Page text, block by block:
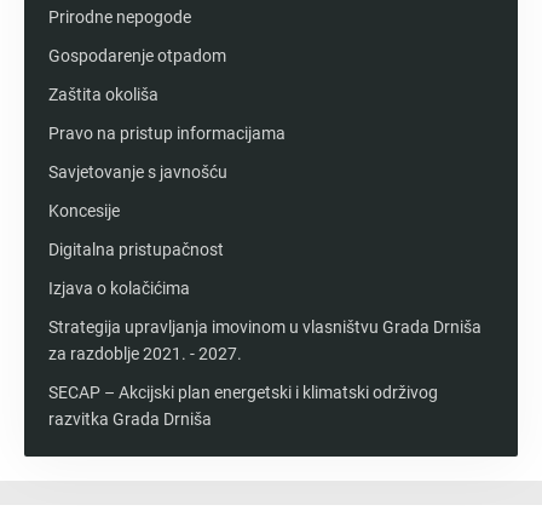
Prirodne nepogode
Gospodarenje otpadom
Zaštita okoliša
Pravo na pristup informacijama
Savjetovanje s javnošću
Koncesije
Digitalna pristupačnost
Izjava o kolačićima
Strategija upravljanja imovinom u vlasništvu Grada Drniša
za razdoblje 2021. - 2027.
SECAP – Akcijski plan energetski i klimatski održivog
razvitka Grada Drniša